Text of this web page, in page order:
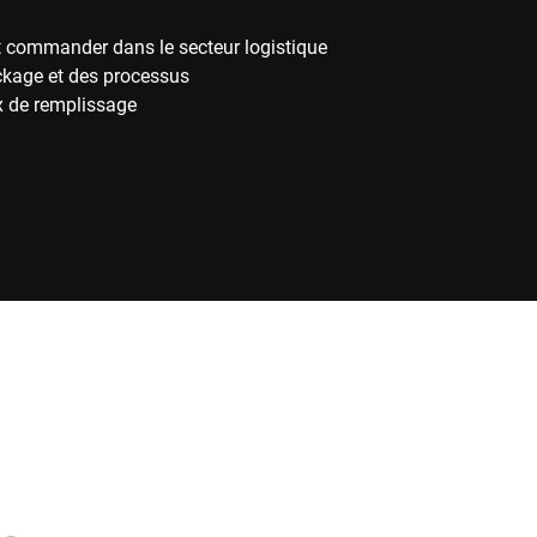
commander dans le secteur logistique
et des processus
de remplissage